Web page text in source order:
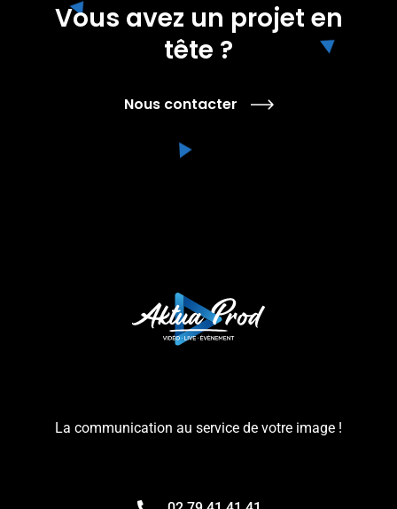
Vous avez un projet en
tête ?
Nous contacter
La communication au service de votre image !